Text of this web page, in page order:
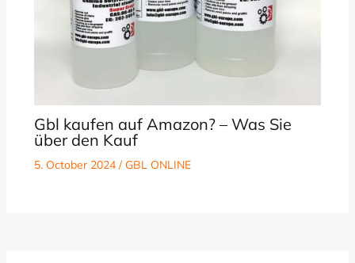
Gbl kaufen auf Amazon? – Was Sie
über den Kauf
5. October 2024 / GBL ONLINE